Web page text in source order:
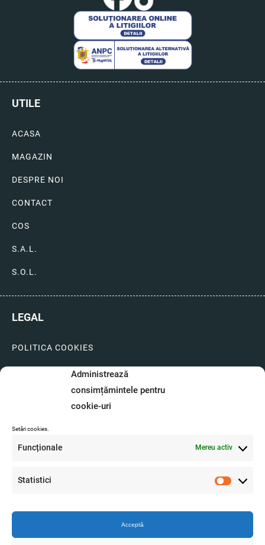
Administrează
consimțămintele pentru
cookie-uri
Setări cookies.
Funcționale Mereu activ
Statistici Statistici
Acceptă
UTILE
ACASA
MAGAZIN
DESPRE NOI
CONTACT
COS
S.A.L.
S.O.L.
LEGAL
POLITICA COOKIES
LIVRARI SI PLATI
GARANTIE SI SERVICE
A.N.P.C.